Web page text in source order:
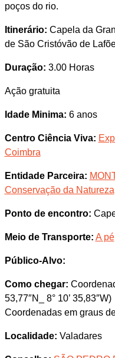
poços do rio.
Itinerário: Capela da
de São Cristóvão de
Duração: 3.00 Horas
Ação gratuita
Idade Minima: 6 anos
Centro Ciência Viva:
Coimbra
Entidade Parceira:
Conservação da Natureza
Ponto de encontro:
Meio de Transporte: A pé
Público-Alvo:
Como chegar:
53,77″N_ 8° 10’ 35,83″W)
Coordenadas em graus
Localidade: Valadares